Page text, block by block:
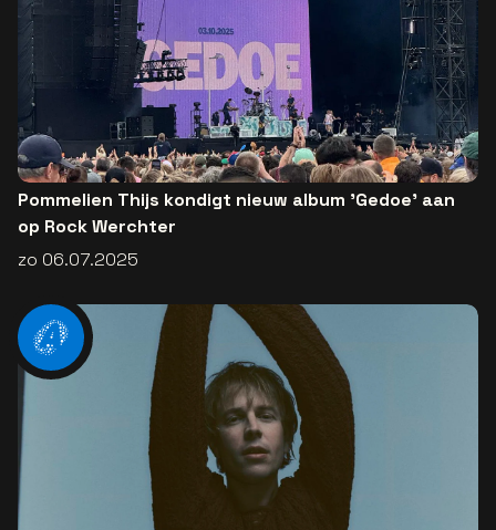
Pommelien Thijs kondigt nieuw album 'Gedoe' aan
op Rock Werchter
zo 06.07.2025